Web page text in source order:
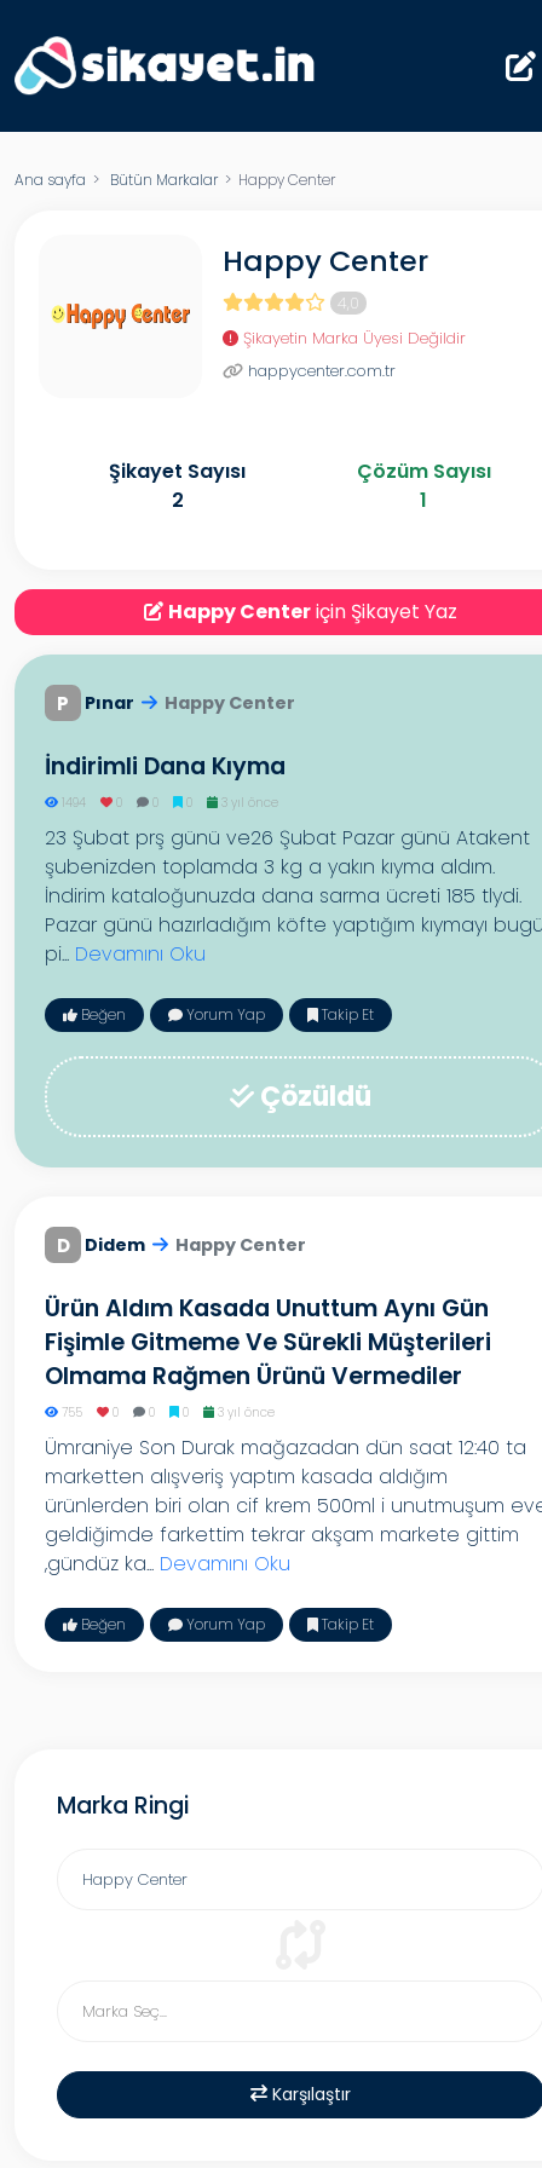
Ana sayfa > Bütün Markalar> Happy Center
Happy Center
4,0
Şikayetin Marka Üyesi Değildir
happycenter.com.tr
Şikayet Sayısı
2
Çözüm Sayısı
1
Happy Centeriçin Şikayet Yaz
P Pınar Happy Center
İndirimli Dana Kıyma
1494 0 0 0 3 yıl önce
23 Şubat prş günü ve26 Şubat Pazar günü Atakent
şubenizden toplamda 3 kg a yakın kıyma aldım.
İndirim kataloğunuzda dana sarma ücreti 185 tlydi.
Pazar günü hazırladığım köfte yaptığım kıymayı
pi... Devamını Oku
Beğen Yorum Yap Takip Et
Çözüldü
D Didem Happy Center
Ürün Aldım Kasada Unuttum Aynı Gün
Fişimle Gitmeme Ve Sürekli Müşterileri
Olmama Rağmen Ürünü Vermediler
755 0 0 0 3 yıl önce
Ümraniye Son Durak mağazadan dün saat 12:40 ta
marketten alışveriş yaptım kasada aldığım
ürünlerden biri olan cif krem 500ml i unutmuşum
geldiğimde farkettim tekrar akşam markete gittim
,gündüz ka... Devamını Oku
Beğen Yorum Yap Takip Et
Marka Ringi
Karşılaştır